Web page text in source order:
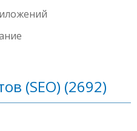
(SEO) (2692)